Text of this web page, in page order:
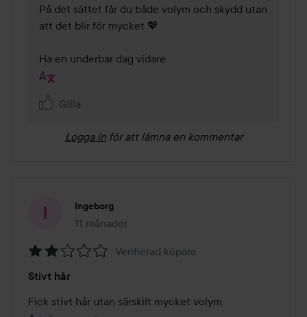
På det sättet får du både volym och skydd utan
att det blir för mycket 💖
Ha en underbar dag vidare
Gilla
Logga in för att lämna en kommentar
Ingeborg
11 månader
Inlägget skapades 11 månader
2
av
Verifierad köpare
Stivt hår
Fick stivt hår utan särskilt mycket volym